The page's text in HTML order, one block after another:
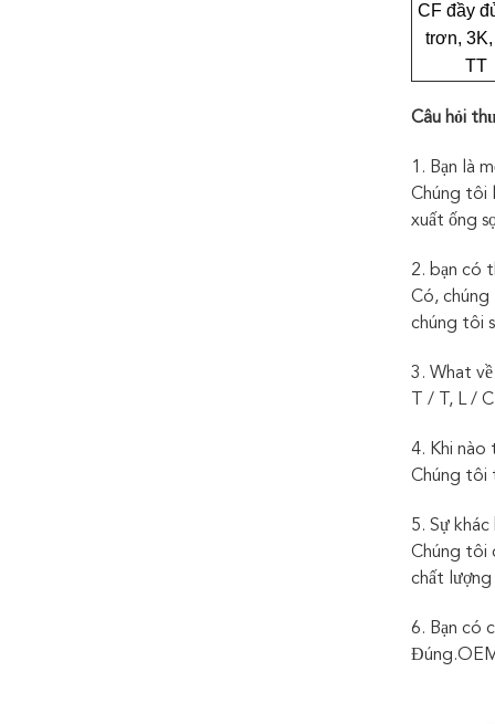
CF đầy
trơn,
TT
Câu hỏi
1. Bạn là
Chúng tôi
xuất ống
2. bạn có
Có, chúng
chúng tôi
3. What
T / T, L /
4. Khi nào
Chúng tôi
5. Sự
Chúng tôi
chất
6. Bạn có